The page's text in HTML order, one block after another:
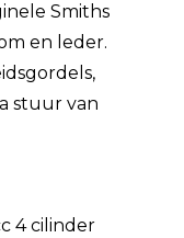
Smiths
en leder.
stuur van
4 cilinder